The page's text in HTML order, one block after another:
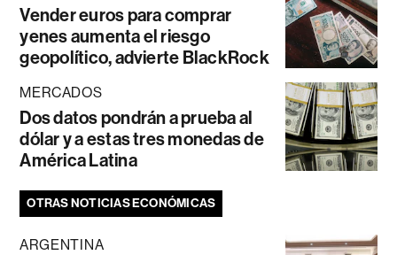
Vender euros para comprar
yenes aumenta el riesgo
geopolítico, advierte BlackRock
MERCADOS
Dos datos pondrán a prueba al
dólar y a estas tres monedas de
América Latina
OTRAS NOTICIAS ECONÓMICAS
ARGENTINA